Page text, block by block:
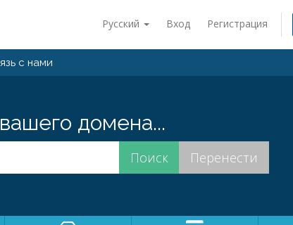
Русский Вход Регистрация
с нами
домена...